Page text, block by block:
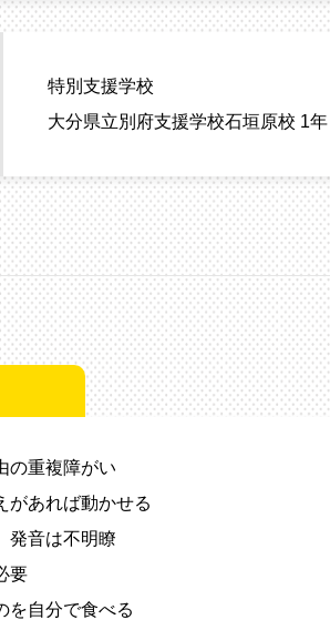
特別支援学校
大分県立別府支援学校石垣原校 1年
の重複障がい
があれば動かせる
発音は不明瞭
要
を自分で食べる